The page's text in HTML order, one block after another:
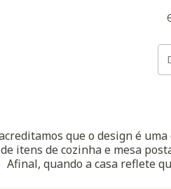
que o design é
itens de cozinha e mesa
Afinal, quando a casa reflete